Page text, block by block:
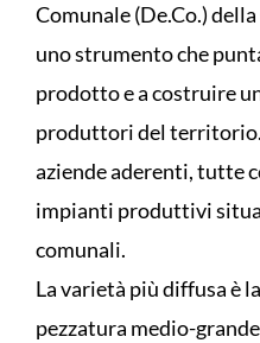
Comunale (De.Co.)
uno strumento che
prodotto e a costruire
produttori del
aziende aderenti, tutte
impianti produttivi
comunali.
La varietà più diffusa è
pezzatura medio-